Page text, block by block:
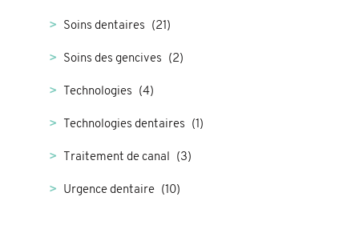
Soins dentaires (21)
Soins des gencives (2)
Technologies (4)
Technologies dentaires (1)
Traitement de canal (3)
Urgence dentaire (10)